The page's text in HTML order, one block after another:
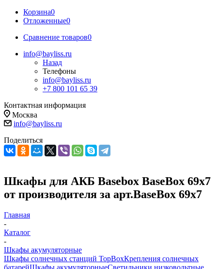
Корзина0
Отложенные0
Сравнение товаров0
info@bayliss.ru
Назад
Телефоны
info@bayliss.ru
+7 800 101 65 39
Контактная информация
Москва
info@bayliss.ru
Поделиться
Шкафы для АКБ Basebox BaseBox 69x7
от производителя за арт.BaseBox 69x7
Главная
-
Каталог
-
Шкафы акумуляторные
Шкафы солнечных станций TopBoxКрепления солнечных
батарейШкафы акумуляторныеСветильники низковольтные